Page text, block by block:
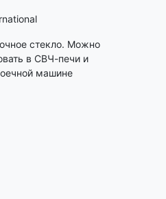
стекло. Можно
в СВЧ-печи и
машине